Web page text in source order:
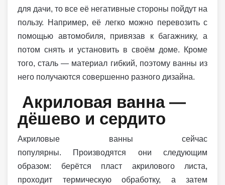
для дачи, то все её негативные стороны пойдут на
пользу. Например, её легко можно перевозить с
помощью автомобиля, привязав к багажнику, а
потом снять и установить в своём доме. Кроме
того, сталь — материал гибкий, поэтому ванны из
него получаются совершенно разного дизайна.
Акриловая ванна —
дёшево и сердито
Акриловые ванны сейчас
популярны. Производятся они следующим
образом: берётся пласт акрилового листа,
проходит термическую обработку, а затем